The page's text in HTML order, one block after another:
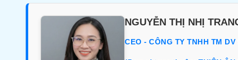
NGUYỄN THỊ NHỊ
CEO - CÔNG TY TNHH TM